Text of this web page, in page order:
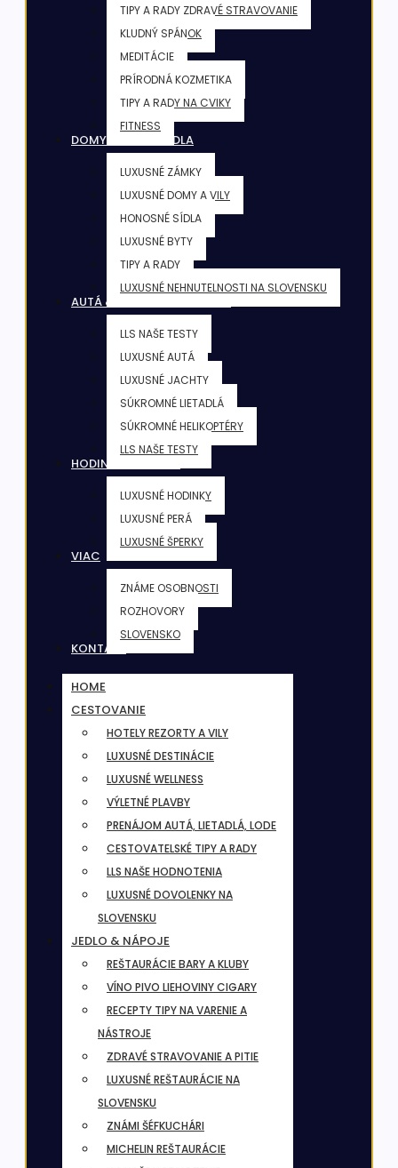
TIPY A RADY ZDRAVÉ STRAVOVANIE
KLUDNÝ SPÁNOK
MEDITÁCIE
PRÍRODNÁ KOZMETIKA
TIPY A RADY NA CVIKY
FITNESS
DOMY & VILY & SÍDLA
LUXUSNÉ ZÁMKY
LUXUSNÉ DOMY A VILY
HONOSNÉ SÍDLA
LUXUSNÉ BYTY
TIPY A RADY
LUXUSNÉ NEHNUTELNOSTI NA SLOVENSKU
AUTÁ & JACHTY & LIETADLÁ
LLS NAŠE TESTY
LUXUSNÉ AUTÁ
LUXUSNÉ JACHTY
SÚKROMNÉ LIETADLÁ
SÚKROMNÉ HELIKOPTÉRY
LLS NAŠE TESTY
HODINKY & ŠPERKY
LUXUSNÉ HODINKY
LUXUSNÉ PERÁ
LUXUSNÉ ŠPERKY
VIAC
ZNÁME OSOBNOSTI
ROZHOVORY
SLOVENSKO
KONTAKT
HOME
CESTOVANIE
HOTELY REZORTY A VILY
LUXUSNÉ DESTINÁCIE
LUXUSNÉ WELLNESS
VÝLETNÉ PLAVBY
PRENÁJOM AUTÁ, LIETADLÁ, LODE
CESTOVATELSKÉ TIPY A RADY
LLS NAŠE HODNOTENIA
LUXUSNÉ DOVOLENKY NA
SLOVENSKU
JEDLO & NÁPOJE
REŠTAURÁCIE BARY A KLUBY
VÍNO PIVO LIEHOVINY CIGARY
RECEPTY TIPY NA VARENIE A
NÁSTROJE
ZDRAVÉ STRAVOVANIE A PITIE
LUXUSNÉ REŠTAURÁCIE NA
SLOVENSKU
ZNÁMI ŠÉFKUCHÁRI
MICHELIN REŠTAURÁCIE